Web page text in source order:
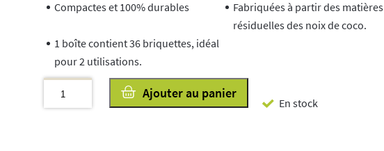
Compactes et 100% durables
Fabriquées à partir des matières
résiduelles des noix de coco.
1 boîte contient 36 briquettes, idéal
pour 2 utilisations.
En stock
Ajouter au panier